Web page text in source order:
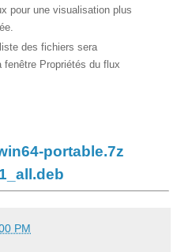
pour une visualisation plus
des fichiers sera
Propriétés du flux
portable.7z
PM